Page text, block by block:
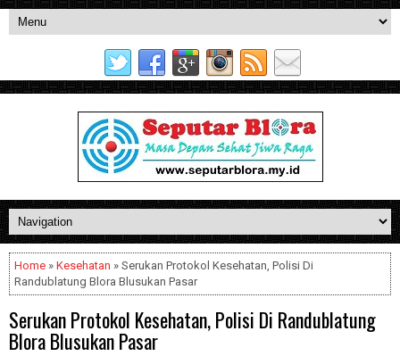
Home » Kesehatan » Serukan Protokol Kesehatan, Polisi Di
Randublatung Blora Blusukan Pasar
Serukan Protokol Kesehatan, Polisi Di Randublatung
Blora Blusukan Pasar